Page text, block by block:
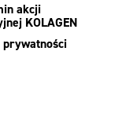
akcji
KOLAGEN